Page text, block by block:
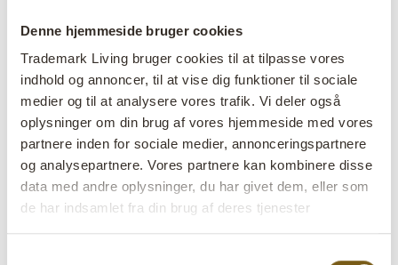
Denne hjemmeside bruger cookies
Trademark Living bruger cookies til at tilpasse vores
indhold og annoncer, til at vise dig funktioner til sociale
medier og til at analysere vores trafik. Vi deler også
oplysninger om din brug af vores hjemmeside med vores
partnere inden for sociale medier, annonceringspartnere
og analysepartnere. Vores partnere kan kombinere disse
data med andre oplysninger, du har givet dem, eller som
de har indsamlet fra din brug af deres tjenester
Alle Trademark Livings bordlamper er udstyret med hanstik
og afbryder. Lamperne har, med undtagelse af SG0819, en
E27-fatning, som passer til vores smukke, håndlavede LED-
pærer, der sælges separat her på siden –pære medfølger
ikke, når du køber en lampe.